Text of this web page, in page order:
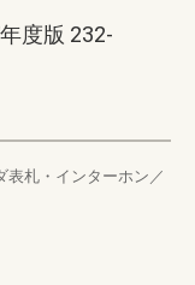
度版 232-
札・インターホン／